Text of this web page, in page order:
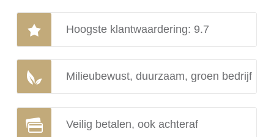
Hoogste klantwaardering: 9.7
Milieubewust, duurzaam, groen bedrijf
Veilig betalen, ook achteraf